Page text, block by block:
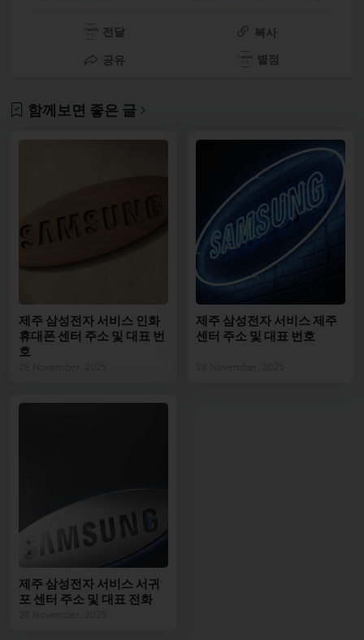
전달
복사
공유
별점
함께보면 좋은 글
제주 삼성전자 서비스 인화
휴대폰 센터 주소 및 대표 번
호
제주 삼성전자 서비스 제주
센터 주소 및 대표 번호
제주 삼성전자 서비스 서귀
포 센터 주소 및 대표 전화